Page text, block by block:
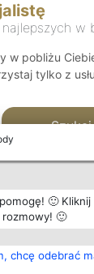
🙂
🙂
chcę odebrać
w
w pobliżu
tylko z
Szukaj
o.
Plebiscyt
Laureaci